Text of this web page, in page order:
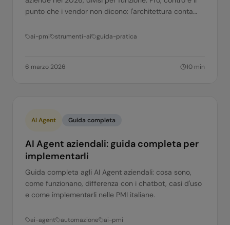
punto che i vendor non dicono: l'architettura conta
ai-pmi strumenti-ai guida-pratica
6 marzo 2026 10 min
AI Agent Guida completa
AI Agent aziendali: guida completa per
implementarli
Guida completa agli AI Agent aziendali: cosa sono,
come funzionano, differenza con i chatbot, casi d'uso
e come implementarli nelle PMI italiane.
ai-agent automazione ai-pmi